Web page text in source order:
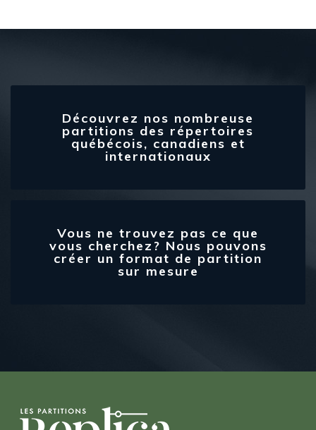
Découvrez nos nombreuse
partitions des répertoires
québécois, canadiens et
internationaux
Vous ne trouvez pas ce que
vous cherchez? Nous pouvons
créer un format de partition
sur mesure